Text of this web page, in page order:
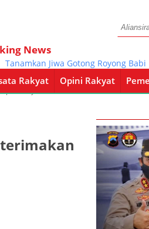
News
Jiwa Gotong Royong Babinsa
Rakyat Opini Rakyat
Opini Rakyat Pemerintahan Pendidikan